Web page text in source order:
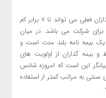
از سویی دیگر حفظ و نگهداری بیمه گذاران فعلی می تواند تا ۷ برابر کم
برای شرکت می باشد. در میان
بیمه نامه بلند مدت است و
بیمه گذاران از اولویت های
این است که امروزه شانس
سنتی به مراتب کمتر از استفاده
.